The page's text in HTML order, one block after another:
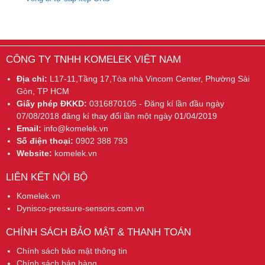
CÔNG TY TNHH KOMELEK VIỆT NAM
Địa chỉ: L17-11,Tầng 17,Tòa nhà Vincom Center, Phường Sài
Gòn, TP HCM
Giấy phép ĐKKD: 0316870105 - Đăng kí lần đầu ngày
07/08/2018 đăng kí thay đổi lần một ngày 01/04/2019
Email: info@komelek.vn
Số điện thoại: 0902 388 793
Website: komelek.vn
LIÊN KẾT NỘI BỘ
Komelek.vn
Dynisco-pressure-sensors.com.vn
CHÍNH SÁCH BẢO MẬT & THANH TOÁN
Chính sách bảo mật thông tin